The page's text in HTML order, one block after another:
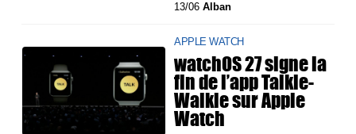
13/06Alban
APPLE WATCH
watchOS 27 signe la
fin de l’app Talkie-
Walkie sur Apple
Watch